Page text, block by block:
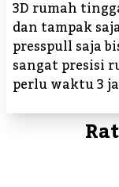
3D rumah
dan tampak
presspull saja
sangat presisi
perlu waktu 3